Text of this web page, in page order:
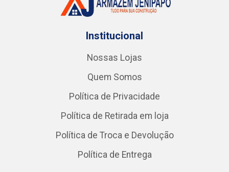
Institucional
Nossas Lojas
Quem Somos
Política de Privacidade
Política de Retirada em loja
Política de Troca e Devolução
Política de Entrega